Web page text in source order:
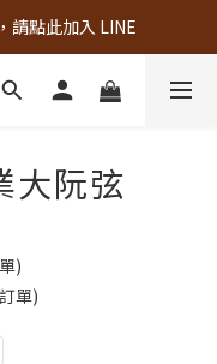
假日皆有營業
請點此加入 LINE
假日皆有營業
大阮弦
)
單)